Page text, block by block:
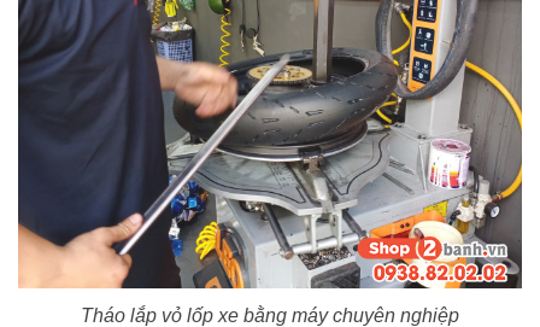
Tháo lắp vỏ lốp xe bằng máy chuyên nghiệp